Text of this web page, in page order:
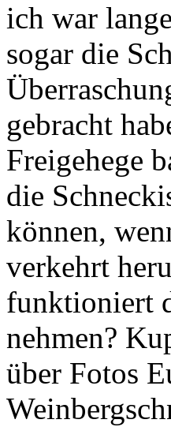
ich war
sogar die
gebracht
Freigehege
die
können,
verkehrt
funktioniert
nehmen?
über Fotos